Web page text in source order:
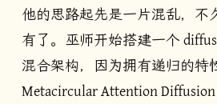
他的思路起先是一片混乱，不
有了。巫师开始搭建一个
混合架构，因为拥有递归的特
Metacircular Attention